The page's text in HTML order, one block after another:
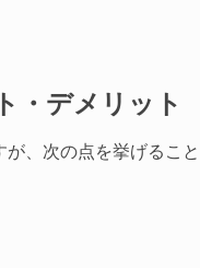
・デメリット
、次の点を挙げること